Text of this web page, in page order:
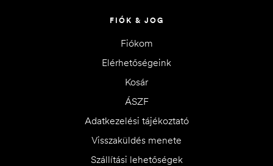
FIÓK & JOG
Fiókom
Elérhetőségeink
Kosár
ÁSZF
Adatkezelési tájékoztató
Visszaküldés menete
Szállítási lehetőségek